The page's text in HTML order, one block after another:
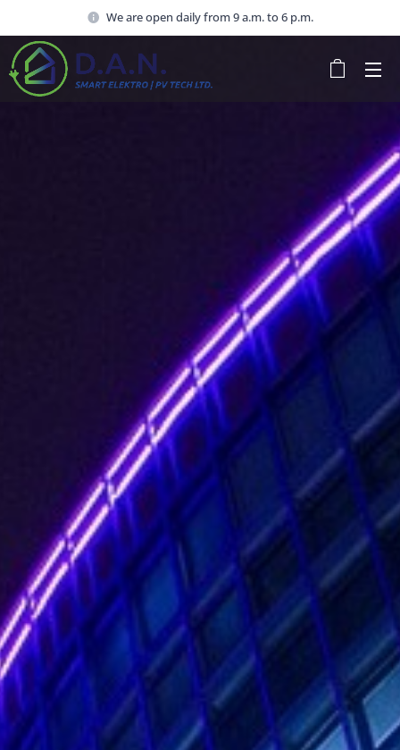
We are open daily from 9 a.m. to 6 p.m.